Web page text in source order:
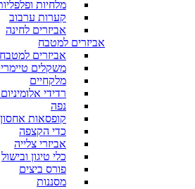
מלחיות
קערות ערבוב
אביזרים לחינה
אביזרים למטבח
אביזרים למטבח
משקלים
מלקחיים
רדידי אלומיניום
נפה
קופסאות אחסון
כדי הקצפה
אביזרי צלייה
כלי טיגון ובישול
פורס ביצים
מסננות